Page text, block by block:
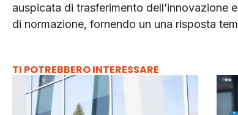
auspicata di trasferimento
di normazione, fornendo un una risposta
TI POTREBBERO INTERESSARE